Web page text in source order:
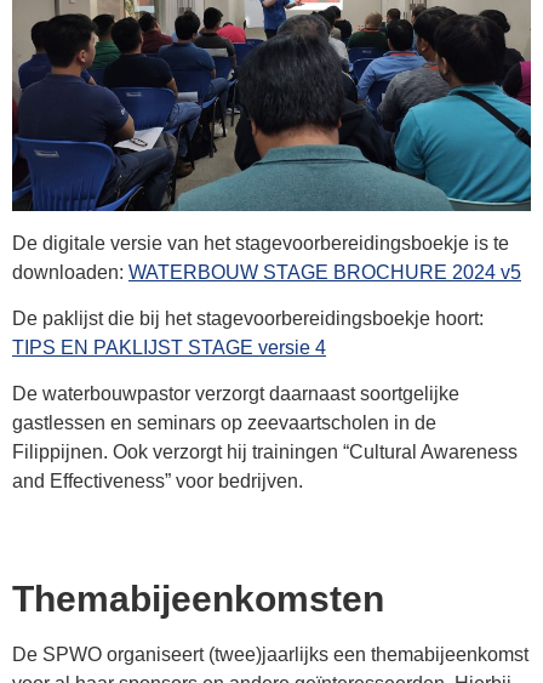
De digitale versie van het stagevoorbereidingsboekje is te
downloaden: WATERBOUW STAGE BROCHURE 2024 v5
De paklijst die bij het stagevoorbereidingsboekje hoort:
TIPS EN PAKLIJST STAGE versie 4
De waterbouwpastor verzorgt daarnaast soortgelijke
gastlessen en seminars op zeevaartscholen in de
Filippijnen. Ook verzorgt hij trainingen “Cultural Awareness
and Effectiveness” voor bedrijven.
Themabijeenkomsten
De SPWO organiseert (twee)jaarlijks een themabijeenkomst